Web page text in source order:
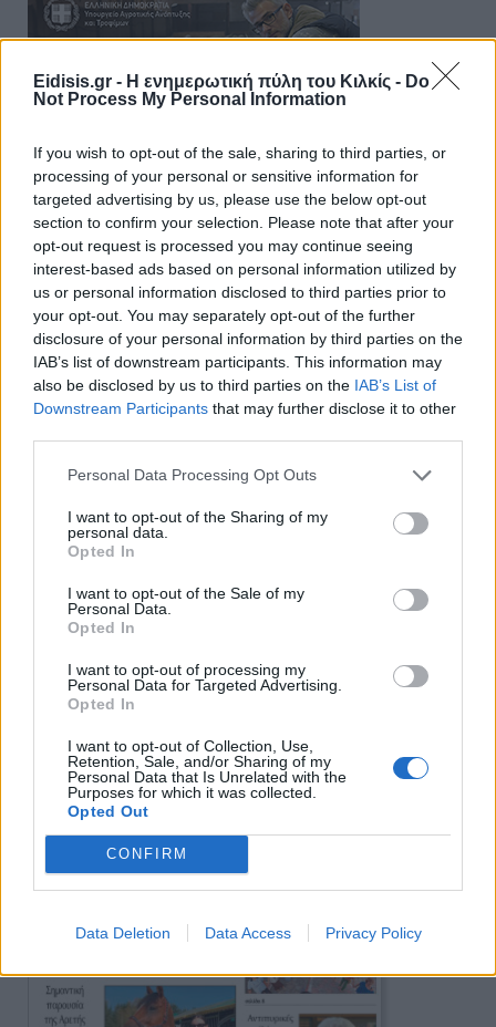
Eidisis.gr - Η ενημερωτική πύλη του Κιλκίς - Do
Not Process My Personal Information
If you wish to opt-out of the sale, sharing to third parties, or
processing of your personal or sensitive information for
targeted advertising by us, please use the below opt-out
section to confirm your selection. Please note that after your
opt-out request is processed you may continue seeing
interest-based ads based on personal information utilized by
us or personal information disclosed to third parties prior to
your opt-out. You may separately opt-out of the further
disclosure of your personal information by third parties on the
IAB’s list of downstream participants. This information may
also be disclosed by us to third parties on the IAB’s List of
Downstream Participants that may further disclose it to other
Personal Data Processing Opt Outs
I want to opt-out of the Sharing of my
personal data.
Opted In
I want to opt-out of the Sale of my
Personal Data.
Opted In
I want to opt-out of processing my
Personal Data for Targeted Advertising.
Opted In
I want to opt-out of Collection, Use,
Retention, Sale, and/or Sharing of my
Personal Data that Is Unrelated with the
Purposes for which it was collected.
Opted Out
CONFIRM
Data Deletion Data Access Privacy Policy
Πρωινή